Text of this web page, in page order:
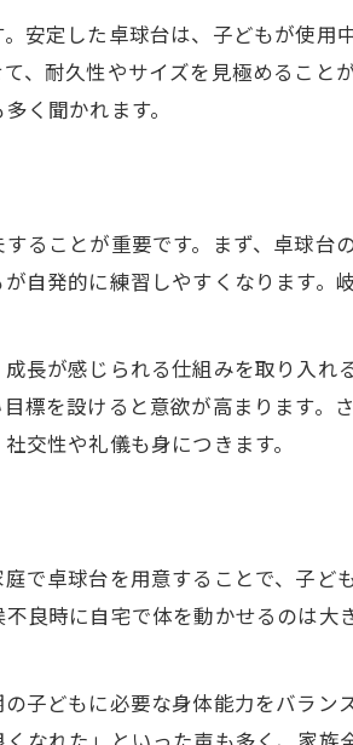
安定した卓球台は、子どもが使
、耐久性やサイズを見極めること
く聞かれます。
ることが重要です。まず、卓球台
自発的に練習しやすくなります。
長が感じられる仕組みを取り入れ
標を設けると意欲が高まります。
交性や礼儀も身につきます。
で卓球台を用意することで、子ど
良時に自宅で体を動かせるのは大
子どもに必要な身体能力をバラ